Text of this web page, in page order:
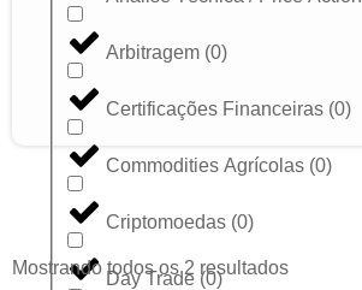
Arbitragem (0)
Certificações Financeiras (0)
Commodities Agrícolas (0)
Criptomoedas (0)
Day Trade (0)
Mostrando todos os 2 resultados